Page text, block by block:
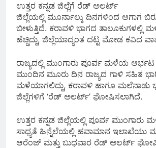
ಉತ್ತರ ಕನ್ನಡ ಜಿಲ್ಲೆಗೆ ರೆಡ್‌ ಅಲರ್ಟ್
ಜಿಲ್ಲೆಯಲ್ಲಿ ಮೂರ್ನಾಲ್ಕು ದಿನಗಳಿಂದ ಆಗಾಗ
ಬೀಳುತ್ತಿದೆ. ಕರಾವಳಿ ಭಾಗದ ತಾಲೂಕುಗಳಲ್ಲಿ
ಹೆಚ್ಚಿದ್ದು, ಜಿಲ್ಲೆಯಾದ್ಯಂತ ದಟ್ಟ ಮೋಡ ಕವಿದ
ರಾಜ್ಯದಲ್ಲಿ ಮುಂಗಾರು ಪೂರ್ವ ಮಳೆಯ ಆರ್ಭಟ
ಮುಂದಿನ ಮೂರು ದಿನ ರಾಜ್ಯದ ಗಾಳಿ ಸಹಿತ
ಮಳೆಯಾಗಲಿದ್ದು, ಕರಾವಳಿ ಹಾಗೂ ಮಲೆನಾಡು
ಜಿಲ್ಲೆಗಳಿಗೆ ‘ರೆಡ್ ಅಲರ್ಟ್’ ಘೋಷಿಸಲಾಗಿದೆ.
ಉತ್ತರ ಕನ್ನಡ ಜಿಲ್ಲೆಯಲ್ಲಿ‌ ಪೂರ್ವ ಮುಂಗಾರು
ಸಾಧ್ಯತೆ ಹಿನ್ನೆಲೆಯಲ್ಲಿ ಹವಾಮಾನ ಇಲಾಖೆಯು
ಆರೆಂಜ್ ಮತ್ತು ಬುಧವಾರ ರೆಡ್ ಅಲರ್ಟ್